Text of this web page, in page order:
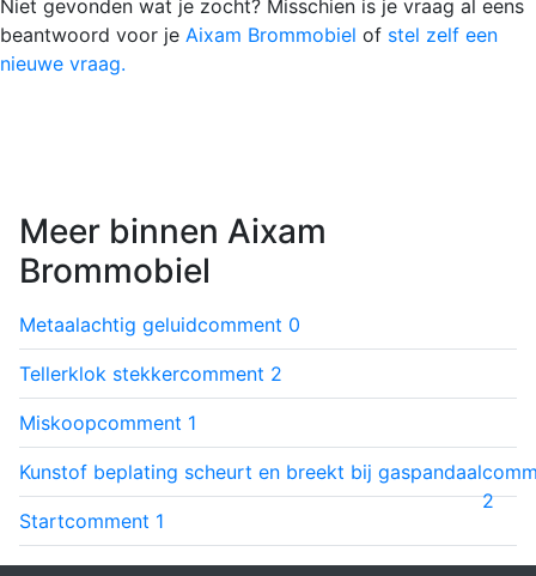
Niet gevonden wat je zocht? Misschien is je vraag al eens
beantwoord voor je Aixam Brommobiel of stel zelf een
nieuwe vraag.
Meer binnen Aixam
Brommobiel
Metaalachtig geluidcomment 0
Tellerklok stekkercomment 2
Miskoopcomment 1
Kunstof beplating scheurt en breekt bij gaspandaal
2
Startcomment 1